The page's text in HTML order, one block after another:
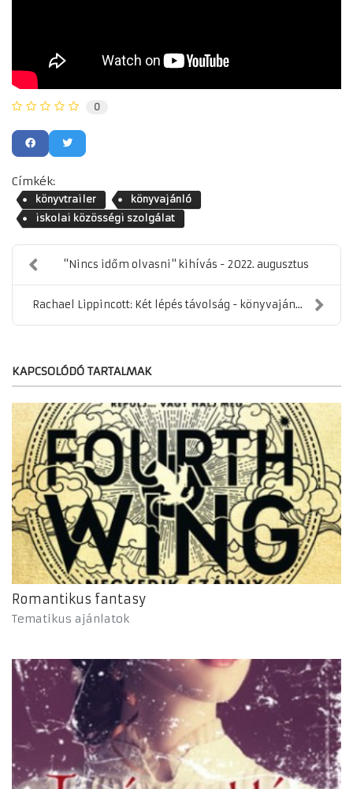
0
Címkék:
könyvtrailer
könyvajánló
iskolai közösségi szolgálat
"Nincs időm olvasni" kihívás - 2022. augusztus
Rachael Lippincott: Két lépés távolság - könyvaján...
KAPCSOLÓDÓ TARTALMAK
Romantikus fantasy
Tematikus ajánlatok